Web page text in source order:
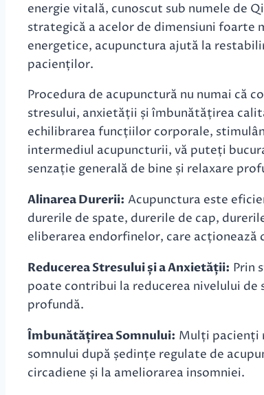
energie vitală, cunoscut sub numele de
strategică a acelor de dimensiuni foarte
energetice, acupunctura ajută la
pacienților.
Procedura de acupunctură nu numai că
stresului, anxietății și îmbunătățirea
echilibrarea funcțiilor corporale,
intermediul acupuncturii, vă puteți
senzație generală de bine și relaxare
Alinarea Durerii: Acupunctura este
durerile de spate, durerile de cap,
eliberarea endorfinelor, care acționează
Reducerea Stresului și a Anxietății: Prin
poate contribui la reducerea nivelului de
profundă.
Îmbunătățirea Somnului: Mulți pacienți
somnului după ședințe regulate de
circadiene și la ameliorarea insomniei.